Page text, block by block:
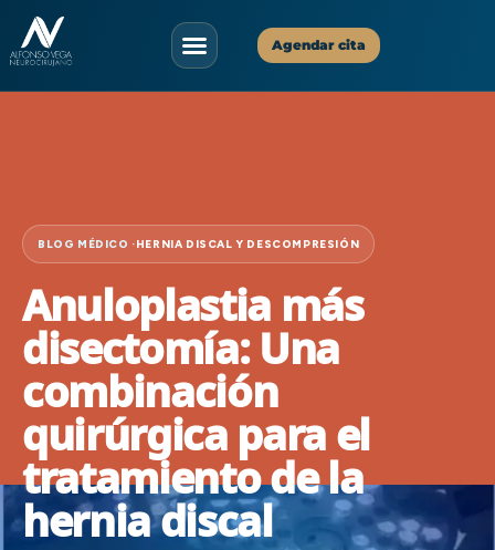
Agendar cita
BLOG MÉDICO ·HERNIA DISCAL Y DESCOMPRESIÓN
Anuloplastia más
disectomía: Una
combinación
quirúrgica para el
tratamiento de la
hernia discal
04:45